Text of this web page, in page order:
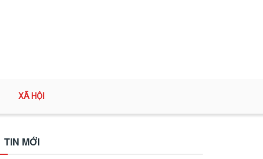
XÃ HỘI
TIN MỚI